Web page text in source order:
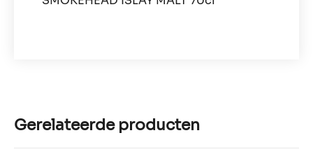
Gerelateerde producten